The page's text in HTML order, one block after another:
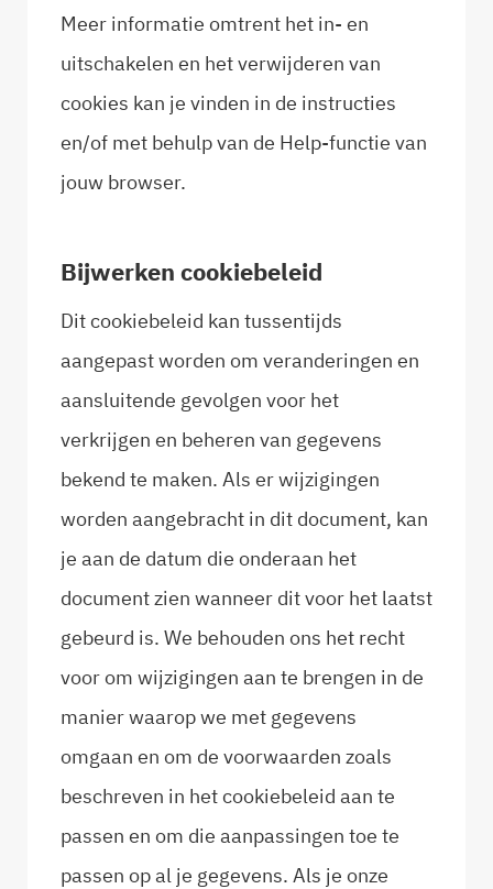
Meer informatie omtrent het in- en
uitschakelen en het verwijderen van
cookies kan je vinden in de instructies
en/of met behulp van de Help-functie van
jouw browser.
Bijwerken cookiebeleid
Dit cookiebeleid kan tussentijds
aangepast worden om veranderingen en
aansluitende gevolgen voor het
verkrijgen en beheren van gegevens
bekend te maken. Als er wijzigingen
worden aangebracht in dit document, kan
je aan de datum die onderaan het
document zien wanneer dit voor het laatst
gebeurd is. We behouden ons het recht
voor om wijzigingen aan te brengen in de
manier waarop we met gegevens
omgaan en om de voorwaarden zoals
beschreven in het cookiebeleid aan te
passen en om die aanpassingen toe te
passen op al je gegevens. Als je onze